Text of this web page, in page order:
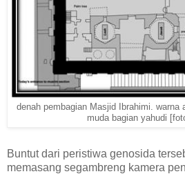
denah pembagian Masjid Ibrahimi. warna
muda bagian yahudi
Buntut dari peristiwa genosida
memasang segambreng kamera